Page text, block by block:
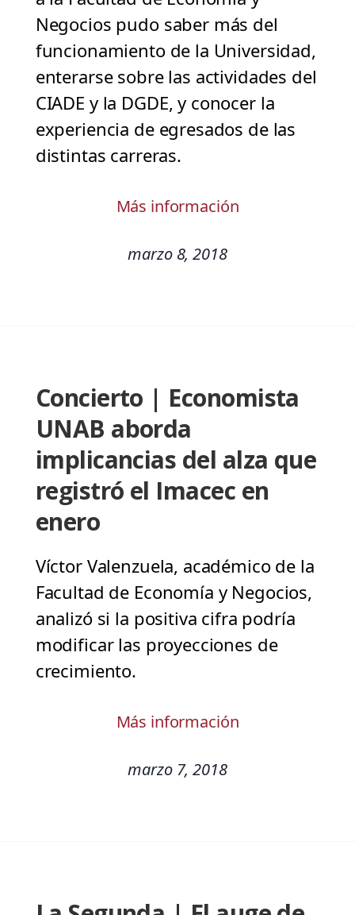
Negocios pudo saber más del
funcionamiento de la Universidad,
enterarse sobre las actividades del
CIADE y la DGDE, y conocer la
experiencia de egresados de las
distintas carreras.
Más información
marzo 8, 2018
Concierto | Economista
UNAB aborda
implicancias del alza que
registró el Imacec en
enero
Víctor Valenzuela, académico de la
Facultad de Economía y Negocios,
analizó si la positiva cifra podría
modificar las proyecciones de
crecimiento.
Más información
marzo 7, 2018